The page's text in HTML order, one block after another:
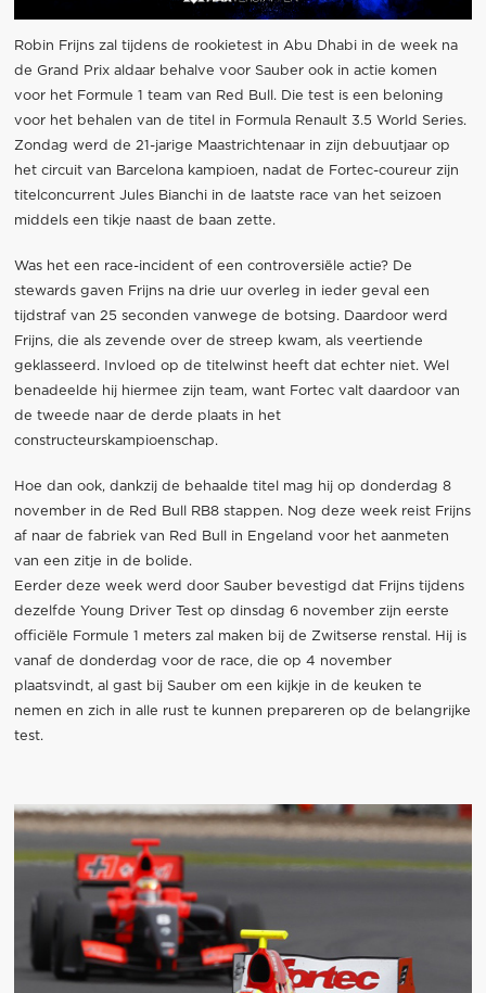
Robin Frijns zal tijdens de rookietest in Abu Dhabi in de week na
de Grand Prix aldaar behalve voor Sauber ook in actie komen
voor het Formule 1 team van Red Bull. Die test is een beloning
voor het behalen van de titel in Formula Renault 3.5 World Series.
Zondag werd de 21-jarige Maastrichtenaar in zijn debuutjaar op
het circuit van Barcelona kampioen, nadat de Fortec-coureur zijn
titelconcurrent Jules Bianchi in de laatste race van het seizoen
middels een tikje naast de baan zette.
Was het een race-incident of een controversiële actie? De
stewards gaven Frijns na drie uur overleg in ieder geval een
tijdstraf van 25 seconden vanwege de botsing. Daardoor werd
Frijns, die als zevende over de streep kwam, als veertiende
geklasseerd. Invloed op de titelwinst heeft dat echter niet. Wel
benadeelde hij hiermee zijn team, want Fortec valt daardoor van
de tweede naar de derde plaats in het
constructeurskampioenschap.
Hoe dan ook, dankzij de behaalde titel mag hij op donderdag 8
november in de Red Bull RB8 stappen. Nog deze week reist Frijns
af naar de fabriek van Red Bull in Engeland voor het aanmeten
van een zitje in de bolide.
Eerder deze week werd door Sauber bevestigd dat Frijns tijdens
dezelfde Young Driver Test op dinsdag 6 november zijn eerste
officiële Formule 1 meters zal maken bij de Zwitserse renstal. Hij is
vanaf de donderdag voor de race, die op 4 november
plaatsvindt, al gast bij Sauber om een kijkje in de keuken te
nemen en zich in alle rust te kunnen prepareren op de belangrijke
test.